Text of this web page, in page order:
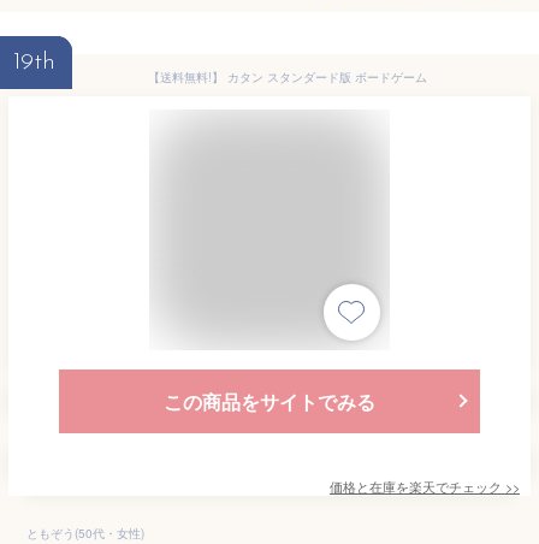
19th
【送料無料!】 カタン スタンダード版 ボードゲーム
この商品をサイトでみる
価格と在庫を楽天でチェック >>
ともぞう(50代・女性)